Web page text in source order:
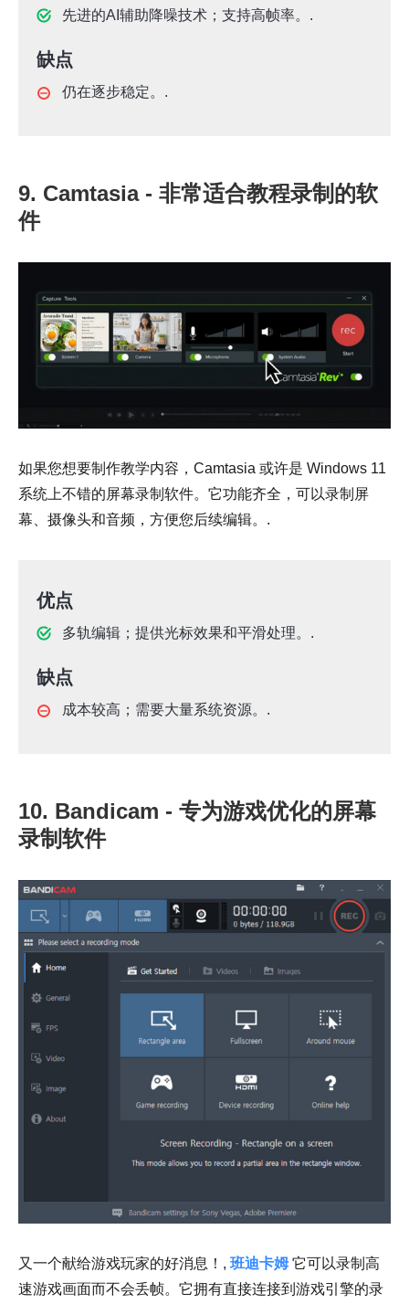
先进的AI辅助降噪技术；支持高帧率。.
缺点
仍在逐步稳定。.
9. Camtasia - 非常适合教程录制的软
件
如果您想要制作教学内容，Camtasia 或许是 Windows 11
系统上不错的屏幕录制软件。它功能齐全，可以录制屏
幕、摄像头和音频，方便您后续编辑。.
优点
多轨编辑；提供光标效果和平滑处理。.
缺点
成本较高；需要大量系统资源。.
10. Bandicam - 专为游戏优化的屏幕
录制软件
又一个献给游戏玩家的好消息！, 班迪卡姆它可以录制高
速游戏画面而不会丢帧。它拥有直接连接到游戏引擎的录